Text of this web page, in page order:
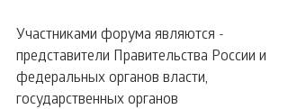
Участниками форума являются -
представители Правительства России и
федеральных органов власти,
государственных органов